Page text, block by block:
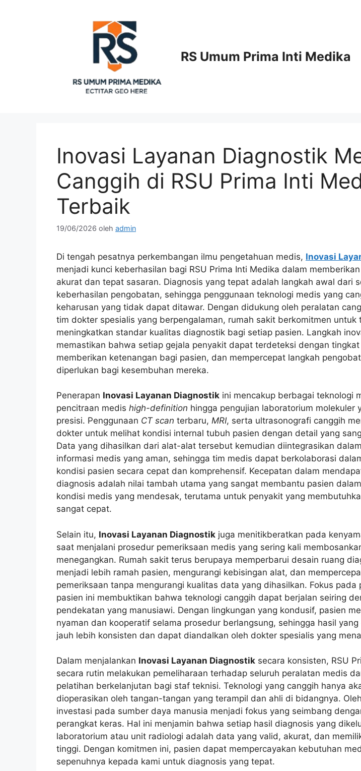
RS Umum Prima Inti Medika
Inovasi Layanan Diagnostik
Canggih di RSU Prima Inti
Terbaik
19/06/2026 oleh admin
Di tengah pesatnya perkembangan ilmu pengetahuan medis, Inovasi
menjadi kunci keberhasilan bagi RSU Prima Inti Medika dalam
akurat dan tepat sasaran. Diagnosis yang tepat adalah langkah awal dari
keberhasilan pengobatan, sehingga penggunaan teknologi medis yang
keharusan yang tidak dapat ditawar. Dengan didukung oleh peralatan
tim dokter spesialis yang berpengalaman, rumah sakit berkomitmen untuk
meningkatkan standar kualitas diagnostik bagi setiap pasien. Langkah
memastikan bahwa setiap gejala penyakit dapat terdeteksi dengan
memberikan ketenangan bagi pasien, dan mempercepat langkah
diperlukan bagi kesembuhan mereka.
Penerapan Inovasi Layanan Diagnostik ini mencakup berbagai teknologi
pencitraan medis high-definition hingga pengujian laboratorium molekuler
presisi. Penggunaan CT scan terbaru, MRI, serta ultrasonografi canggih
dokter untuk melihat kondisi internal tubuh pasien dengan detail yang
Data yang dihasilkan dari alat-alat tersebut kemudian diintegrasikan
informasi medis yang aman, sehingga tim medis dapat berkolaborasi
kondisi pasien secara cepat dan komprehensif. Kecepatan dalam
diagnosis adalah nilai tambah utama yang sangat membantu pasien
kondisi medis yang mendesak, terutama untuk penyakit yang
sangat cepat.
Selain itu, Inovasi Layanan Diagnostik juga menitikberatkan pada
saat menjalani prosedur pemeriksaan medis yang sering kali
menegangkan. Rumah sakit terus berupaya memperbarui desain ruang
menjadi lebih ramah pasien, mengurangi kebisingan alat, dan
pemeriksaan tanpa mengurangi kualitas data yang dihasilkan. Fokus pada
pasien ini membuktikan bahwa teknologi canggih dapat berjalan seiring
pendekatan yang manusiawi. Dengan lingkungan yang kondusif, pasien
nyaman dan kooperatif selama prosedur berlangsung, sehingga hasil
jauh lebih konsisten dan dapat diandalkan oleh dokter spesialis yang
Dalam menjalankan Inovasi Layanan Diagnostik secara konsisten, RSU
secara rutin melakukan pemeliharaan terhadap seluruh peralatan medis
pelatihan berkelanjutan bagi staf teknisi. Teknologi yang canggih hanya
dioperasikan oleh tangan-tangan yang terampil dan ahli di bidangnya.
investasi pada sumber daya manusia menjadi fokus yang seimbang
perangkat keras. Hal ini menjamin bahwa setiap hasil diagnosis yang
laboratorium atau unit radiologi adalah data yang valid, akurat, dan
tinggi. Dengan komitmen ini, pasien dapat mempercayakan kebutuhan
sepenuhnya kepada kami untuk diagnosis yang tepat.